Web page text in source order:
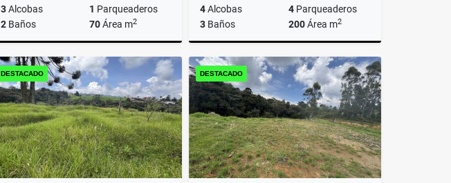
3Alcobas 1 Parqueaderos
2 Baños 70Área m2
Venta
$550.000.000
4Alcobas 4 Parqueaderos
3 Baños 200Área m2
Venta
$1.200.000.000
DESTACADO DESTACADO